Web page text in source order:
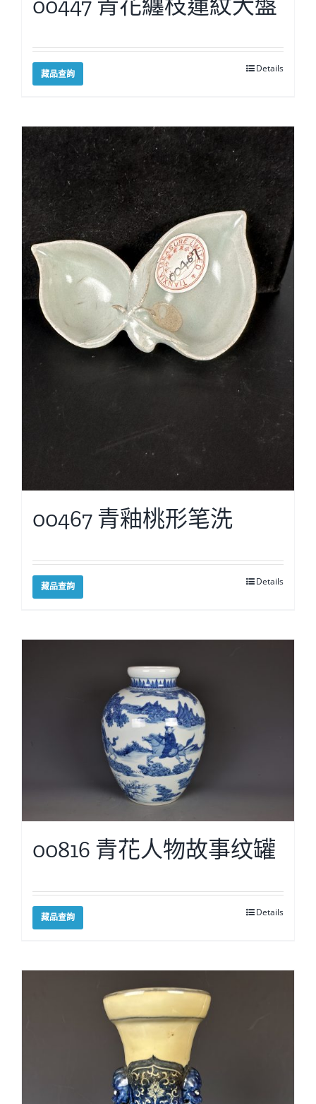
00447 青花纏枝蓮紋大盤
藏品查詢 Details
00467 青釉桃形笔洗
藏品查詢 Details
00816 青花人物故事纹罐
藏品查詢 Details